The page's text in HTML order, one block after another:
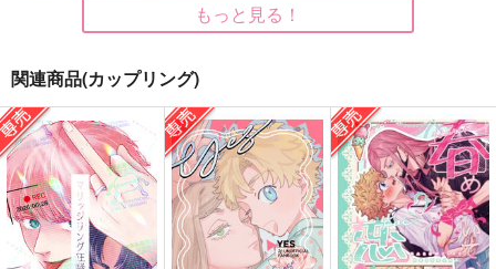
反社とフリーター 日
常編
Collect Mania
303円（税込）
三途春千夜×花垣武道
Season
茶色の小瓶
2,515円（税込）
九井一×三途春千夜
君と見る月が好き
銀木犀
787円（税込）
九井一×花垣武道
もっと見る！
関連商品(カップリング)